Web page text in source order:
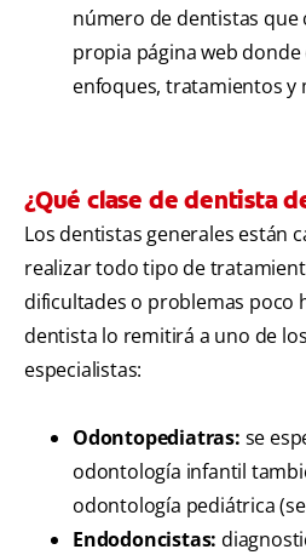
número de dentistas que
propia página web donde
enfoques, tratamientos y
¿Qué clase de dentista
Los dentistas generales están
realizar todo tipo de
dificultades o problemas poco
dentista lo remitirá a uno de
especialistas:
Odontopediatras: se
odontología infantil
odontología pediátrica
Endodoncistas: